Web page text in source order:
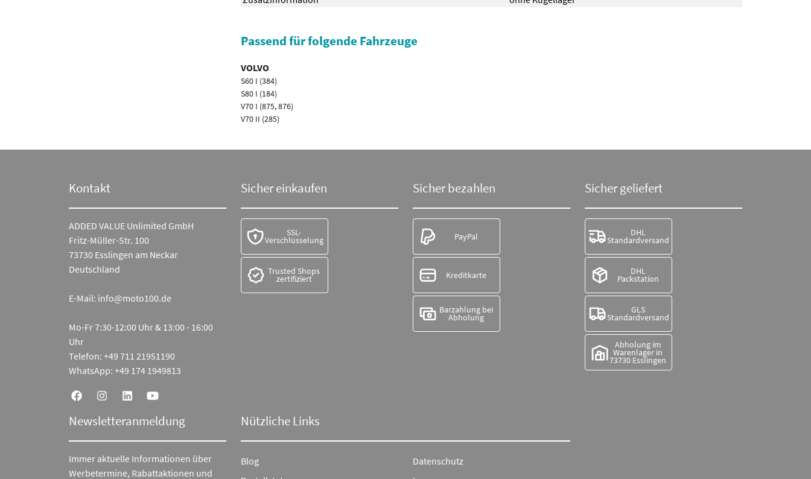
Passend für folgende Fahrzeuge
VOLVO
S60 I (384)
S80 I (184)
V70 I (875, 876)
V70 II (285)
Kontakt
ADDED VALUE Unlimited GmbH
Fritz-Müller-Str. 100
73730 Esslingen am Neckar
Deutschland
E-Mail: info@moto100.de
Mo-Fr 7:30-12:00 Uhr & 13:00 - 16:00
Uhr
Telefon: +49 711 21951190
WhatsApp: +49 174 1949813
Sicher einkaufen
SSL-
Verschlüsselung
Trusted Shops
zertifiziert
Sicher bezahlen
PayPal
Kreditkarte
Barzahlung bei
Abholung
Sicher geliefert
DHL
Standardversand
DHL
Packstation
GLS
Standardversand
Abholung im
Warenlager in
73730 Esslingen
Newsletteranmeldung
Immer aktuelle Informationen über
Werbetermine, Rabattaktionen und
Nützliche Links
Blog
Datenschutz